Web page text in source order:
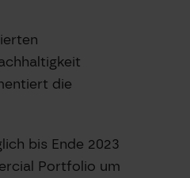
die
bis Ende 2023
Portfolio um